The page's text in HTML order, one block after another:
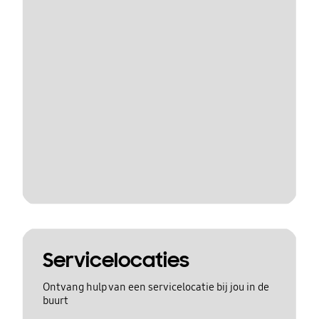
Servicelocaties
Ontvang hulp van een servicelocatie bij jou in de
buurt